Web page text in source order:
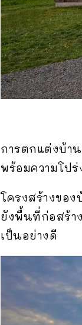
การตกแต่งบ้า
พร้อมความโป
โครงสร้างขอ
ยังพื้นที่ก่อสร้า
เป็นอย่างดี